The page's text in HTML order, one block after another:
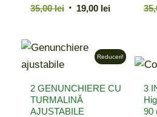
35,00lei Prețul
fost:
35,00 lei.
19,00 leiPrețul
19,00 lei.
2 GENUNCHIERE CU
TURMALINĂ
AJUSTABILE
Reduceri!
3
90